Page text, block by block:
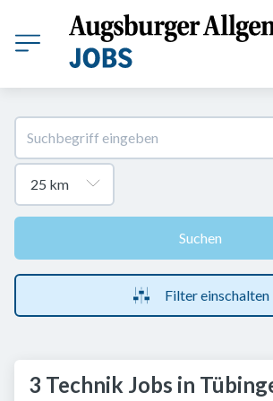
Suchen
Filter einschalten
3 Technik Jobs in